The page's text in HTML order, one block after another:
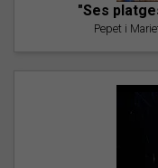
"Ses
Pepet i